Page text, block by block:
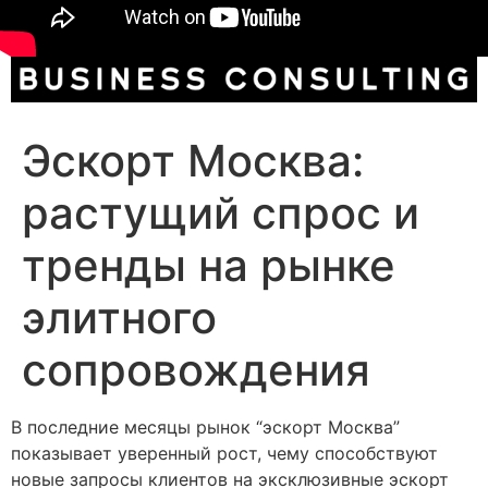
Эскорт Москва:
растущий спрос и
тренды на рынке
элитного
сопровождения
В последние месяцы рынок “эскорт Москва”
показывает уверенный рост, чему способствуют
новые запросы клиентов на эксклюзивные эскорт